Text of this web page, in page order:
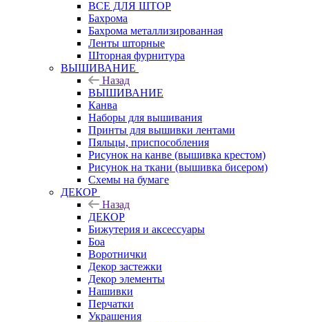
ВСЕ ДЛЯ ШТОР
Бахрома
Бахрома металлизированная
Ленты шторные
Шторная фурнитура
ВЫШИВАНИЕ
Назад
ВЫШИВАНИЕ
Канва
Наборы для вышивания
Принты для вышивки лентами
Пяльцы, приспособления
Рисунок на канве (вышивка крестом)
Рисунок на ткани (вышивка бисером)
Схемы на бумаге
ДЕКОР
Назад
ДЕКОР
Бижутерия и аксессуары
Боа
Воротнички
Декор застежки
Декор элементы
Нашивки
Перчатки
Украшения